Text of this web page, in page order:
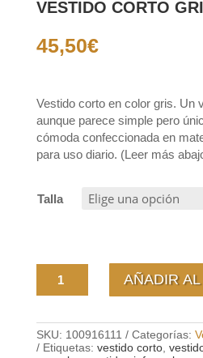
VESTIDO CORTO
45,50€
Vestido corto en color gris. Un
aunque parece simple pero
cómoda confeccionada en
para uso diario. (Leer más
Talla
corto
gris
cantidad
AÑADIR
SKU: 100916111 Categorías:
Etiquetas: vestido corto,